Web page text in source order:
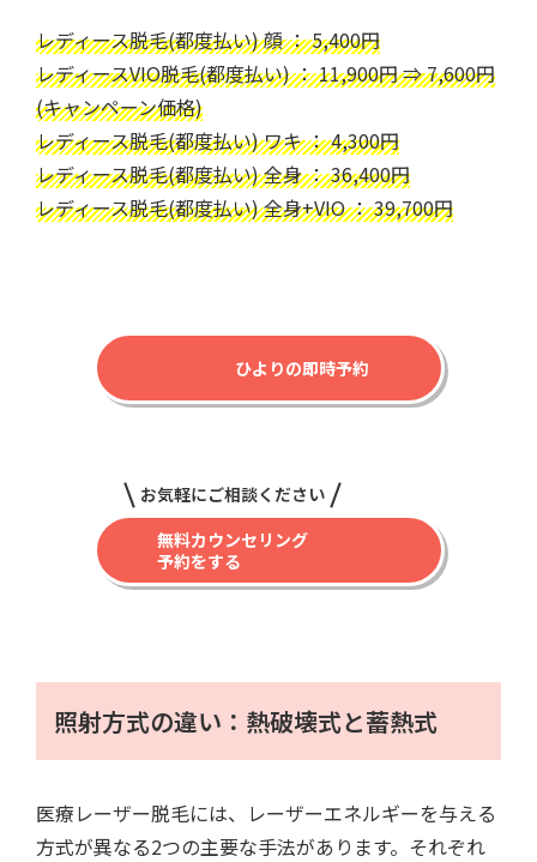
レディース脱毛(都度払い) 顔 ： 5,400円
レディースVIO脱毛(都度払い) ： 11,900円 ⇒ 7,600円
(キャンペーン価格)
レディース脱毛(都度払い) ワキ ： 4,300円
レディース脱毛(都度払い) 全身 ： 36,400円
レディース脱毛(都度払い) 全身+VIO ： 39,700円
ひよりの即時予約
お気軽にご相談ください
無料カウンセリング
予約をする
照射方式の違い：熱破壊式と蓄熱式
医療レーザー脱毛には、レーザーエネルギーを与える
方式が異なる2つの主要な手法があります。それぞれ